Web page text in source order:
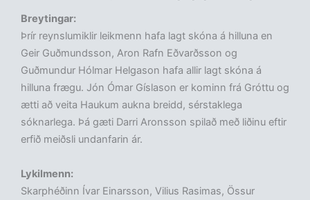
Breytingar:
Þrír reynslumiklir leikmenn hafa lagt skóna á hilluna en
Geir Guðmundsson, Aron Rafn Eðvarðsson og
Guðmundur Hólmar Helgason hafa allir lagt skóna á
hilluna frægu. Jón Ómar Gíslason er kominn frá Gróttu og
ætti að veita Haukum aukna breidd, sérstaklega
sóknarlega. Þá gæti Darri Aronsson spilað með liðinu eftir
erfið meiðsli undanfarin ár.
Lykilmenn:
Skarphéðinn Ívar Einarsson, Vilius Rasimas, Össur